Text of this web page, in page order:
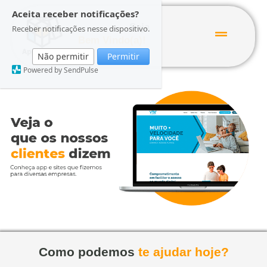
Aceita receber notificações?
Receber notificações nesse dispositivo.
Não permitir Permitir
Powered by SendPulse
Seja
Como podemos te ajudar hoje?
2º Via
Conheça a Gente
Dúvidas Frequentes